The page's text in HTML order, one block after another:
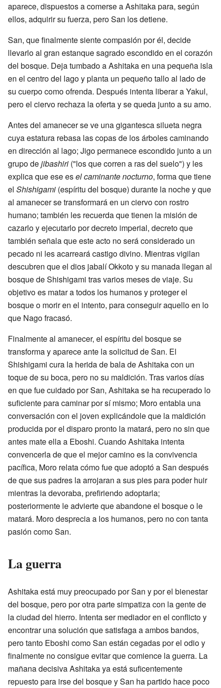
aparece, dispuestos a comerse a Ashitaka para, según
ellos, adquirir su fuerza, pero San los detiene.
San, que finalmente siente compasión por él, decide
llevarlo al gran estanque sagrado escondido en el corazón
del bosque. Deja tumbado a Ashitaka en una pequeña isla
en el centro del lago y planta un pequeño tallo al lado de
su cuerpo como ofrenda. Después intenta liberar a Yakul,
pero el ciervo rechaza la oferta y se queda junto a su amo.
Antes del amanecer se ve una gigantesca silueta negra
cuya estatura rebasa las copas de los árboles caminando
en dirección al lago; Jigo permanece escondido junto a un
grupo dejibashiri ("los que corren a ras del suelo") y les
explica que ese esel caminante nocturno, forma que tiene
el Shishigami (espíritu del bosque) durante la noche y que
al amanecer se transformará en un ciervo con rostro
humano; también les recuerda que tienen la misión de
cazarlo y ejecutarlo por decreto imperial, decreto que
también señala que este acto no será considerado un
pecado ni les acarreará castigo divino. Mientras vigilan
descubren que el dios jabalí Okkoto y su manada llegan al
bosque de Shishigami tras varios meses de viaje. Su
objetivo es matar a todos los humanos y proteger el
bosque o morir en el intento, para conseguir aquello en lo
que Nago fracasó.
Finalmente al amanecer, el espíritu del bosque se
transforma y aparece ante la solicitud de San. El
Shishigami cura la herida de bala de Ashitaka con un
toque de su boca, pero no su maldición. Tras varios días
en que fue cuidado por San, Ashitaka se ha recuperado lo
suficiente para caminar por sí mismo; Moro entabla una
conversación con el joven explicándole que la maldición
producida por el disparo pronto la matará, pero no sin que
antes mate ella a Eboshi. Cuando Ashitaka intenta
convencerla de que el mejor camino es la convivencia
pacífica, Moro relata cómo fue que adoptó a San después
de que sus padres la arrojaran a sus pies para poder huir
mientras la devoraba, prefiriendo adoptarla;
posteriormente le advierte que abandone el bosque o le
matará. Moro desprecia a los humanos, pero no con tanta
pasión como San.
La guerra
Ashitaka está muy preocupado por San y por el bienestar
del bosque, pero por otra parte simpatiza con la gente de
la ciudad del hierro. Intenta ser mediador en el conflicto y
encontrar una solución que satisfaga a ambos bandos,
pero tanto Eboshi como San están cegadas por el odio y
finalmente no consigue evitar que comience la guerra. La
mañana decisiva Ashitaka ya está suficentemente
repuesto para irse del bosque y San ha partido hace poco